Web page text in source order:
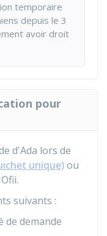
temporaire
depuis le 3
avoir droit
pour
d'Ada lors de
unique)ou
Ofii.
suivants :
de demande